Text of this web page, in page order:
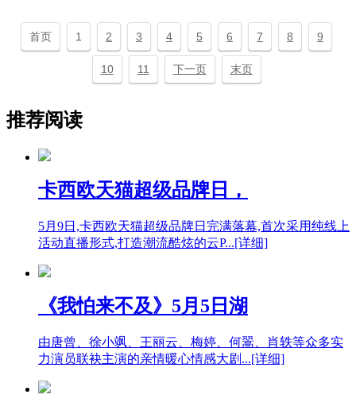
首页 1 2 3 4 5 6 7 8 9
10 11 下一页 末页
推荐阅读
卡西欧天猫超级品牌日，
5月9日,卡西欧天猫超级品牌日完满落幕,首次采用纯线上
活动直播形式,打造潮流酷炫的云P...[详细]
《我怕来不及》5月5日湖
由唐曾、徐小飒、王丽云、梅婷、何翯、肖轶等众多实
力演员联袂主演的亲情暖心情感大剧...[详细]